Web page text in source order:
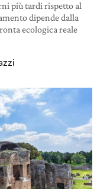
più tardi rispetto al
dipende dalla
ecologica reale